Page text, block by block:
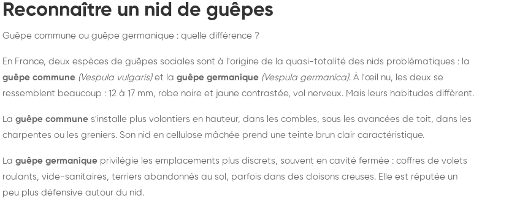
Reconnaître un nid de guêpes
Guêpe commune ou guêpe germanique : quelle différence ?
En France, deux espèces de guêpes sociales sont à l'origine de la quasi-totalité des nids problématiques : la
guêpe commune (Vespula vulgaris)et la guêpe germanique (Vespula germanica). À l'œil nu, les deux se
ressemblent beaucoup : 12 à 17 mm, robe noire et jaune contrastée, vol nerveux. Mais leurs habitudes diffèrent.
La guêpe commune s'installe plus volontiers en hauteur, dans les combles, sous les avancées de toit, dans les
charpentes ou les greniers. Son nid en cellulose mâchée prend une teinte brun clair caractéristique.
La guêpe germanique privilégie les emplacements plus discrets, souvent en cavité fermée : coffres de volets
roulants, vide-sanitaires, terriers abandonnés au sol, parfois dans des cloisons creuses. Elle est réputée un
peu plus défensive autour du nid.